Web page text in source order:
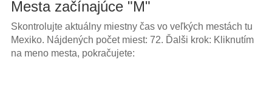
Mesta začínajúce "M"
Skontrolujte aktuálny miestny čas vo veľkých mestách tu
Mexiko. Nájdených počet miest: 72. Ďalši krok: Kliknutím
na meno mesta, pokračujete: